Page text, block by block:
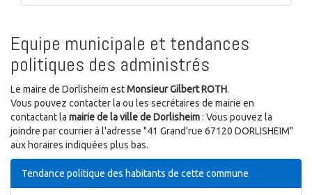
Equipe municipale et tendances
politiques des administrés
Le maire de Dorlisheim estMonsieur Gilbert ROTH.
Vous pouvez contacter la ou les secrétaires de mairie en
contactant la mairie de la ville de Dorlisheim: Vous pouvez la
joindre par courrier à l'adresse "41 Grand'rue 67120 DORLISHEIM"
aux horaires indiquées plus bas.
Tendance politique des habitants de cette commune